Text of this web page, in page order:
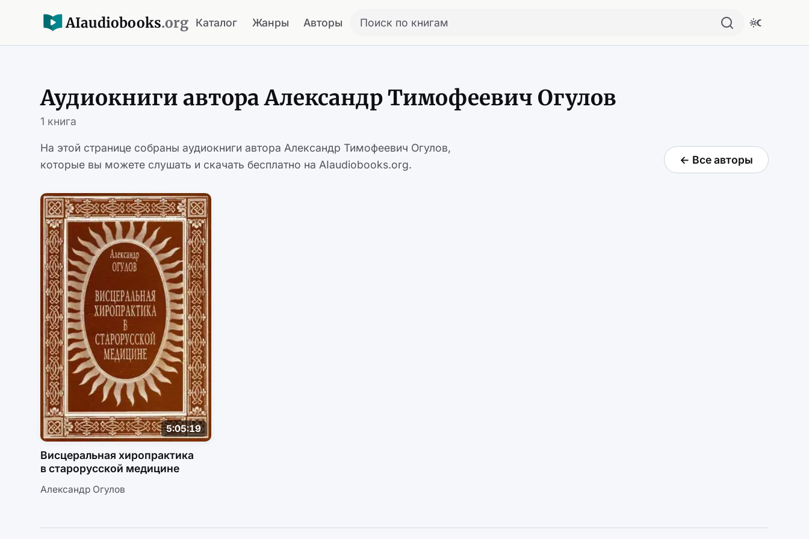
AIaudiobooks.org Каталог Жанры Авторы Поиск по книгам
Аудиокниги автора Александр Тимофеевич Огулов
1 книга
На этой странице собраны аудиокниги автора Александр Тимофеевич Огулов,
которые вы можете слушать и скачать бесплатно на AIaudiobooks.org.
← Все авторы
5:05:19
Висцеральная хиропрактика
в старорусской медицине
Александр Огулов